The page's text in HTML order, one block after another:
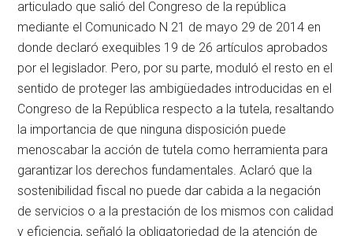
articulado que salió del Congreso de la república
mediante el Comunicado N 21 de mayo 29 de 2014 en
donde declaró exequibles 19 de 26 artículos aprobados
por el legislador. Pero, por su parte, moduló el resto en el
sentido de proteger las ambigüedades introducidas en el
Congreso de la República respecto a la tutela, resaltando
la importancia de que ninguna disposición puede
menoscabar la acción de tutela como herramienta para
garantizar los derechos fundamentales. Aclaró que la
sostenibilidad fiscal no puede dar cabida a la negación
de servicios o a la prestación de los mismos con calidad
y eficiencia, señaló la obligatoriedad de la atención de